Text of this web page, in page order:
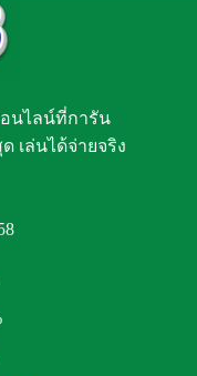
อนไลน์ที่การัน
เล่นได้จ่ายจริง